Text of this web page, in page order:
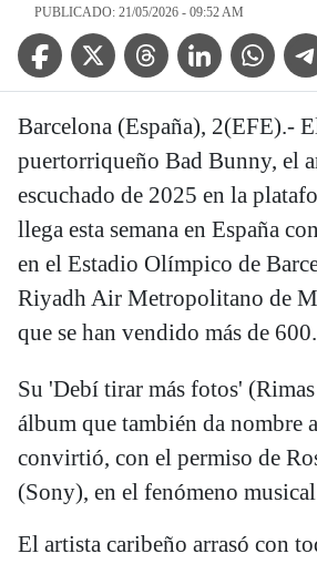
PUBLICADO: 21/05/2026 - 09:52 AM
Facebook IconTwitter IconThreads IconLinkedin Icon
WhatsApp
Barcelona (España), 2(EFE).-
puertorriqueño Bad Bunny, el
escuchado de 2025 en la
llega esta semana en España
en el Estadio Olímpico de
Riyadh Air Metropolitano de
que se han vendido más de
Su 'Debí tirar más fotos'
álbum que también da nombre
convirtió, con el permiso de
(Sony), en el fenómeno
El artista caribeño arrasó con